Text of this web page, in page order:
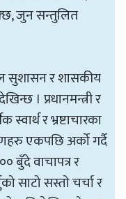
जुन सन्तुलित
सुशासन र शासकीय
। प्रधानमन्त्री र
र भ्रष्टाचारका
एकपछि अर्को गर्दै
बुँदे वाचापत्र र
साटो सस्तो चर्चा र